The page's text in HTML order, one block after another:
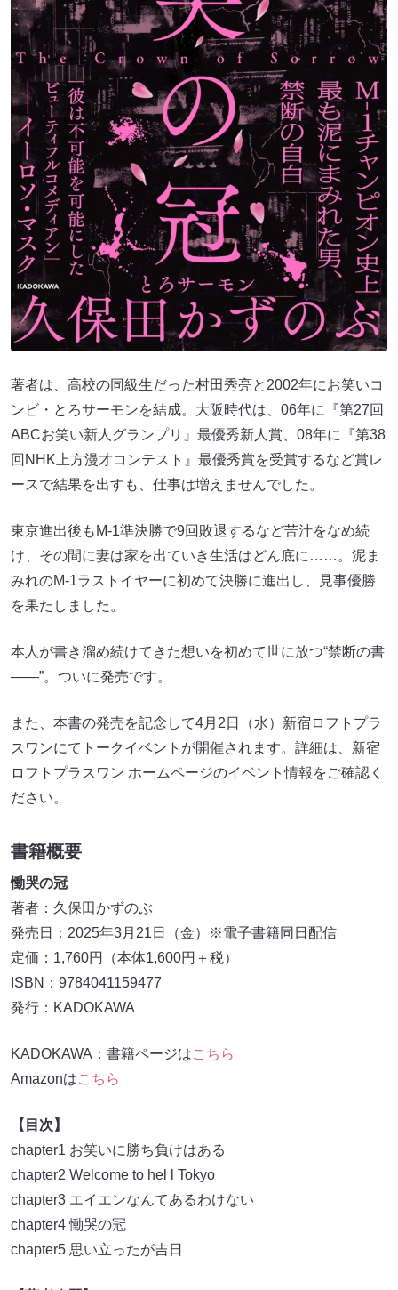
著者は、高校の同級生だった村田秀亮と2002年にお笑いコ
ンビ・とろサーモンを結成。大阪時代は、06年に『第27回
ABCお笑い新人グランプリ』最優秀新人賞、08年に『第38
回NHK上方漫才コンテスト』最優秀賞を受賞するなど賞レ
ースで結果を出すも、仕事は増えませんでした。
東京進出後もM-1準決勝で9回敗退するなど苦汁をなめ続
け、その間に妻は家を出ていき生活はどん底に……。泥ま
みれのM-1ラストイヤーに初めて決勝に進出し、見事優勝
を果たしました。
本人が書き溜め続けてきた想いを初めて世に放つ“禁断の書
――”。ついに発売です。
また、本書の発売を記念して4月2日（水）新宿ロフトプラ
スワンにてトークイベントが開催されます。詳細は、新宿
ロフトプラスワン ホームページのイベント情報をご確認く
ださい。
書籍概要
慟哭の冠
著者：久保田かずのぶ
発売日：2025年3月21日（金）※電子書籍同日配信
定価：1,760円（本体1,600円＋税）
ISBN：9784041159477
発行：KADOKAWA
KADOKAWA：書籍ページはこちら
Amazonはこちら
【目次】
chapter1 お笑いに勝ち負けはある
chapter2 Welcome to hel l Tokyo
chapter3 エイエンなんてあるわけない
chapter4 慟哭の冠
chapter5 思い立ったが吉日